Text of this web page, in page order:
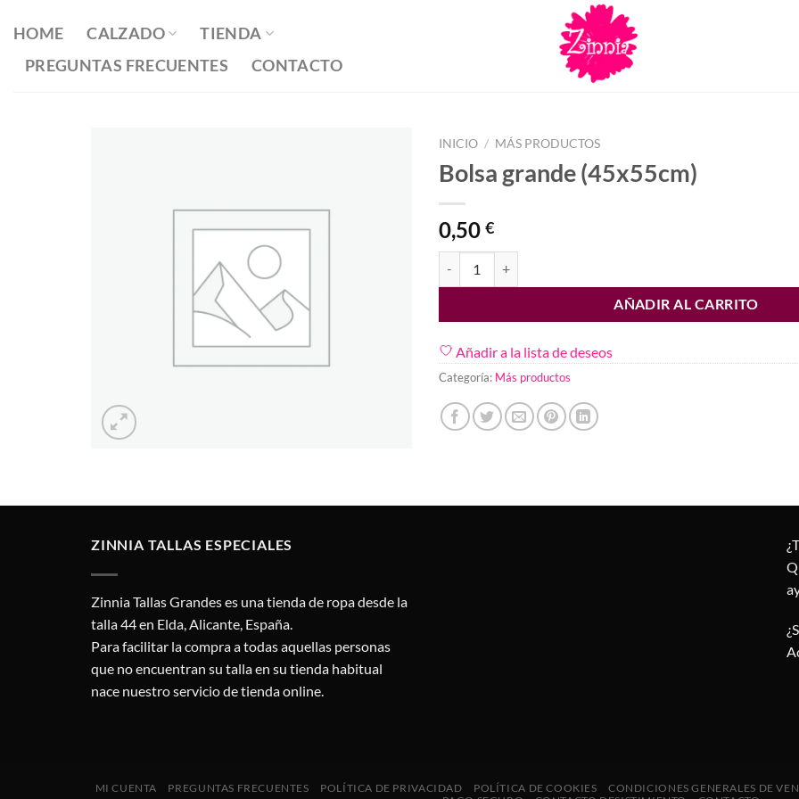
HOME CALZADO
TIENDA
PREGUNTAS FRECUENTES
CONTACTO
INICIO / MÁS PRODUCTOS
Bolsa grande (45x55cm)
0,50 €
AÑADIR AL CARRITO
Añadir a la lista de deseos
Categoría: Más productos
ZINNIA TALLAS ESPECIALES
Zinnia Tallas Grandes es una tienda de ropa desde la
talla 44 en Elda, Alicante, España.
Para facilitar la compra a todas aquellas personas
que no encuentran su talla en su tienda habitual
nace nuestro servicio de tienda online.
MI CUENTA PREGUNTAS FRECUENTES POLÍTICA DE PRIVACIDAD POLÍTICA DE COOKIES CONDICIONES GENERALES DE